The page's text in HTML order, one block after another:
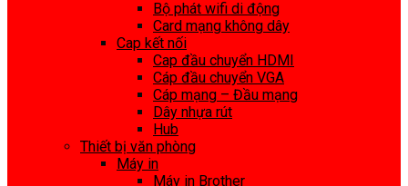
Bộ phát wifi di động
Card mạng không dây
Cap kết nối
Cap đầu chuyển HDMI
Cáp đầu chuyển VGA
Cáp mạng – Đầu mạng
Dây nhựa rút
Hub
Thiết bị văn phòng
Máy in
Máy in Brother